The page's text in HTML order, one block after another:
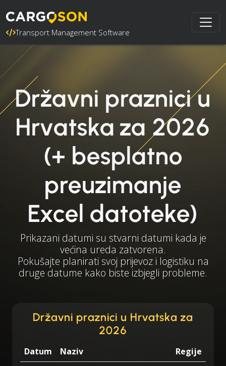
Transport Management Software
Državni praznici u
Hrvatska za 2026
(+ besplatno
preuzimanje
Excel datoteke)
Prikazani datumi su stvarni datumi kada je
većina ureda zatvorena.
Pokušajte planirati svoj prijevoz i logistiku na
druge datume kako biste izbjegli probleme.
Državni praznici u Hrvatska za
2026
Datum Naziv
Regije